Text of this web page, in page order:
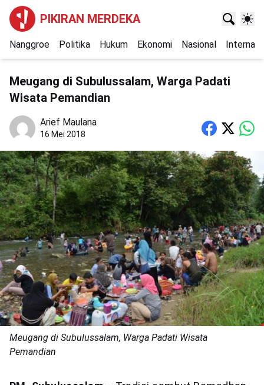
PIKIRAN MERDEKA
Nanggroe Politika Hukum Ekonomi Nasional
Meugang di Subulussalam, Warga Padati
Wisata Pemandian
Arief Maulana
16 Mei 2018
Meugang di Subulussalam, Warga Padati Wisata
Pemandian